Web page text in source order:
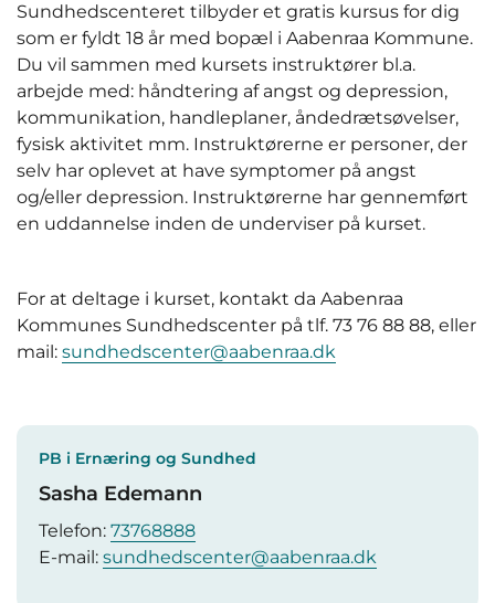
Sundhedscenteret tilbyder et gratis kursus for dig
som er fyldt 18 år med bopæl i Aabenraa Kommune.
Du vil sammen med kursets instruktører bl.a.
arbejde med: håndtering af angst og depression,
kommunikation, handleplaner, åndedrætsøvelser,
fysisk aktivitet mm. Instruktørerne er personer, der
selv har oplevet at have symptomer på angst
og/eller depression. Instruktørerne har gennemført
en uddannelse inden de underviser på kurset.
For at deltage i kurset, kontakt da Aabenraa
Kommunes Sundhedscenter på tlf. 73 76 88 88, eller
mail: sundhedscenter@aabenraa.dk
PB i Ernæring og Sundhed
Sasha Edemann
Telefon: 73768888
E-mail: sundhedscenter@aabenraa.dk